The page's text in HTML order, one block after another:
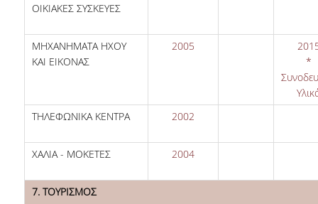
ΟΙΚΙΑΚΕΣ ΣΥΣΚΕΥΕΣ
ΜΗΧΑΝΗΜΑΤΑ ΗΧΟΥ
ΚΑΙ ΕΙΚΟΝΑΣ
2005
*
ΤΗΛΕΦΩΝΙΚΑ ΚΕΝΤΡΑ
2002
ΧΑΛΙΑ - ΜΟΚΕΤΕΣ 2004
7. ΤΟΥΡΙΣΜΟΣ